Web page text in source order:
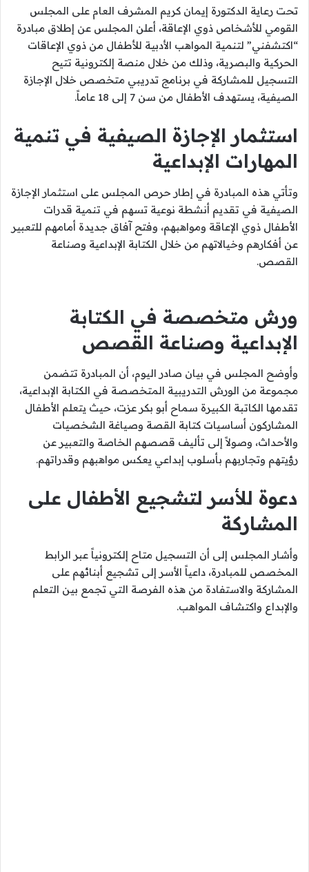
تحت رعاية الدكتورة إيمان كريم المشرف العام على المجلس
القومي للأشخاص ذوي الإعاقة، أعلن المجلس عن إطلاق مبادرة
“اكتشفني” لتنمية المواهب الأدبية للأطفال من ذوي الإعاقات
الحركية والبصرية، وذلك من خلال منصة إلكترونية تتيح
التسجيل للمشاركة في برنامج تدريبي متخصص خلال الإجازة
الصيفية، يستهدف الأطفال من سن 7 إلى 18 عاماً.
استثمار الإجازة الصيفية في تنمية
المهارات الإبداعية
وتأتي هذه المبادرة في إطار حرص المجلس على استثمار الإجازة
الصيفية في تقديم أنشطة نوعية تسهم في تنمية قدرات
الأطفال ذوي الإعاقة ومواهبهم، وفتح آفاق جديدة أمامهم للتعبير
عن أفكارهم وخيالاتهم من خلال الكتابة الإبداعية وصناعة
القصص.
ورش متخصصة في الكتابة
الإبداعية وصناعة القصص
وأوضح المجلس في بيان صادر اليوم، أن المبادرة تتضمن
مجموعة من الورش التدريبية المتخصصة في الكتابة الإبداعية،
تقدمها الكاتبة الكبيرة سماح أبو بكر عزت، حيث يتعلم الأطفال
المشاركون أساسيات كتابة القصة وصياغة الشخصيات
والأحداث، وصولاً إلى تأليف قصصهم الخاصة والتعبير عن
رؤيتهم وتجاربهم بأسلوب إبداعي يعكس مواهبهم وقدراتهم.
دعوة للأسر لتشجيع الأطفال على
المشاركة
وأشار المجلس إلى أن التسجيل متاح إلكترونياً عبر الرابط
المخصص للمبادرة، داعياً الأسر إلى تشجيع أبنائهم على
المشاركة والاستفادة من هذه الفرصة التي تجمع بين التعلم
والإبداع واكتشاف المواهب.